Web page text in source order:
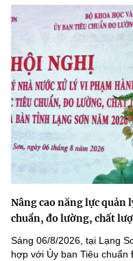
Nâng cao năng lực quản
chuẩn, đo lường, chất
Sáng 06/8/2026, tại Lạng
hợp với Ủy ban Tiêu